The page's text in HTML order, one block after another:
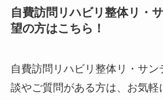
自費訪問リハビリ整体リ・
望の方はこちら！
自費訪問リハビリ整体リ・サン
談やご質問がある方は、お気軽